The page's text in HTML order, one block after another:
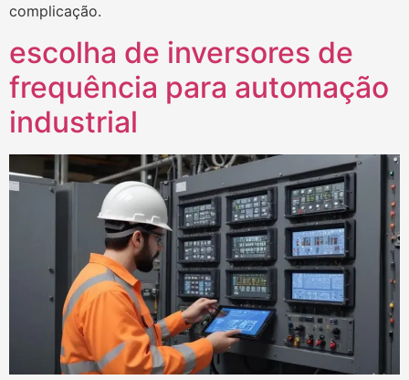
complicação.
escolha de inversores de
frequência para automação
industrial